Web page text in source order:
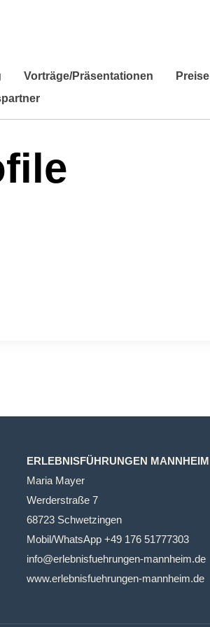
Vorträge/Präsentationen Preise
ERLEBNISFÜHRUNGEN MANNHEIM
Maria Mayer
Werderstraße 7
68723 Schwetzingen
Mobil/WhatsApp +49 176 51777303
info@erlebnisfuehrungen-mannheim.de
www.erlebnisfuehrungen-mannheim.de